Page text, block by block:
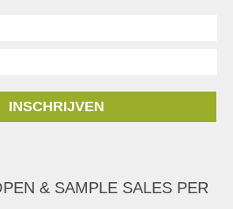
INSCHRIJVEN
& SAMPLE SALES PER